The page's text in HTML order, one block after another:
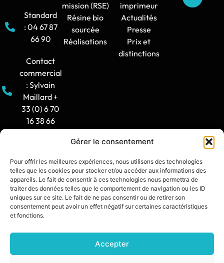
Gérer le consentement
Pour offrir les meilleures expériences, nous utilisons des technologies
telles que les cookies pour stocker et/ou accéder aux informations des
appareils. Le fait de consentir à ces technologies nous permettra de
traiter des données telles que le comportement de navigation ou les ID
uniques sur ce site. Le fait de ne pas consentir ou de retirer son
consentement peut avoir un effet négatif sur certaines caractéristiques
et fonctions.
Accepter
Standard
: 04 67 87
66 90
Contact
commercial
: Sylvain
Maillard +
33 (0) 6 70
16 38 66
: 8h30-12h
/ 14h -
17h30
contact@synia.fr
mission (RSE)
Résine bio
sourcée
Réalisations
imprimeur
Actualités
Presse
Prix et
distinctions
SITE CRÉÉ PAR :DIXIT L’AGENCE